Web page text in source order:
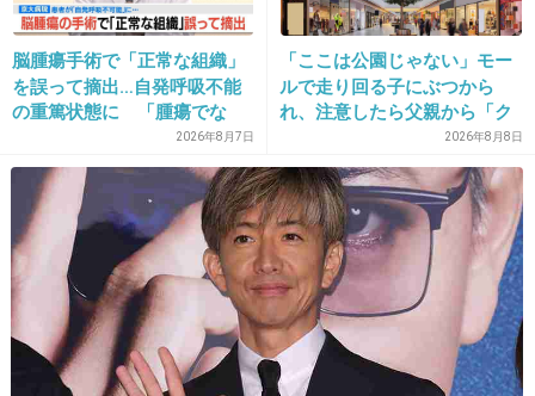
29. 匿名2014/09/26(金) 23:16:51
ウォルタージュニア役の俳優さんは、実際に脳
性麻痺なんだよね
役柄よりもかなり軽度みたいだけど。
+22 -0
30. 匿名 2014/09/26(金) 23:17:29
スカイラーの劇太りには驚いた
あと普段？はものすごく美人でオーラがあるの
にも驚いた
脳腫瘍手術で「正常な組織」
を誤って摘出…自発呼吸不能
の重篤状態に 「腫瘍でな
い」結果出ても“勘違い”で摘
出継続 通常の生活送ってい
た患者が手足も動かず 京大
病院
2026年8月7日
「ここは公園じゃない」モー
ルで走り回る子にぶつから
れ、注意したら父親から「ク
ソババア」の暴言。「子ども
だから多めに見ろ」を強要し
てくる人物とは
2026年8月8日